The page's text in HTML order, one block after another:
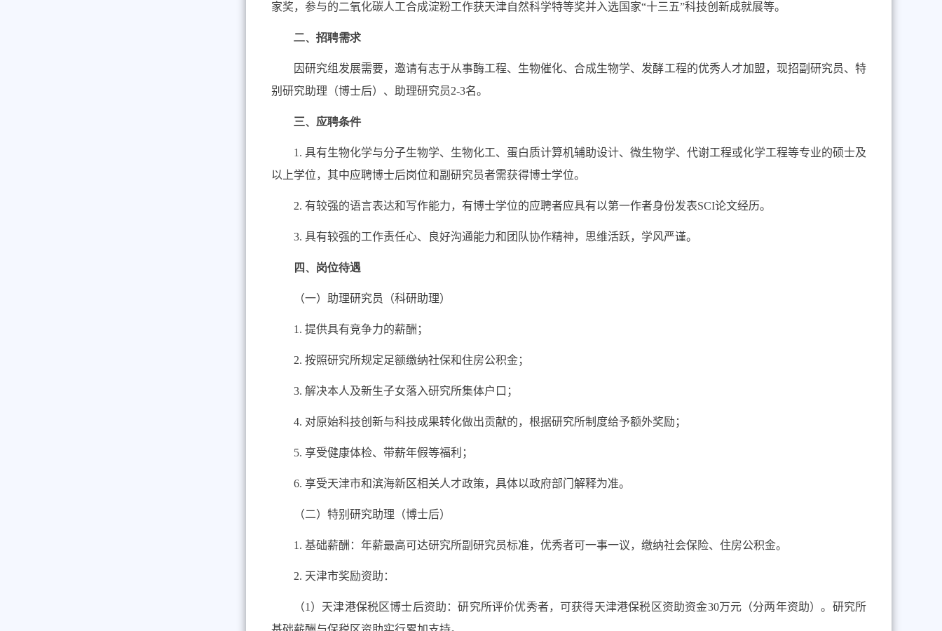
家奖，参与的二氧化碳人工合成淀粉工作获天津自然科学特等奖并入选国家“十三五”科技创新成就展等。
二、招聘需求
因研究组发展需要，邀请有志于从事酶工程、生物催化、合成生物学、发酵工程的优秀人才加盟，现招副研究员、特
别研究助理（博士后）、助理研究员2-3名。
三、应聘条件
1. 具有生物化学与分子生物学、生物化工、蛋白质计算机辅助设计、微生物学、代谢工程或化学工程等专业的硕士及
以上学位，其中应聘博士后岗位和副研究员者需获得博士学位。
2. 有较强的语言表达和写作能力，有博士学位的应聘者应具有以第一作者身份发表SCI论文经历。
3. 具有较强的工作责任心、良好沟通能力和团队协作精神，思维活跃，学风严谨。
四、岗位待遇
（一）助理研究员（科研助理）
1. 提供具有竞争力的薪酬；
2. 按照研究所规定足额缴纳社保和住房公积金；
3. 解决本人及新生子女落入研究所集体户口；
4. 对原始科技创新与科技成果转化做出贡献的，根据研究所制度给予额外奖励；
5. 享受健康体检、带薪年假等福利；
6. 享受天津市和滨海新区相关人才政策，具体以政府部门解释为准。
（二）特别研究助理（博士后）
1. 基础薪酬：年薪最高可达研究所副研究员标准，优秀者可一事一议，缴纳社会保险、住房公积金。
2. 天津市奖励资助：
（1 ）天津港保税区博士后资助：研究所评价优秀者，可获得天津港保税区资助资金30万元（分两年资助）。研究所